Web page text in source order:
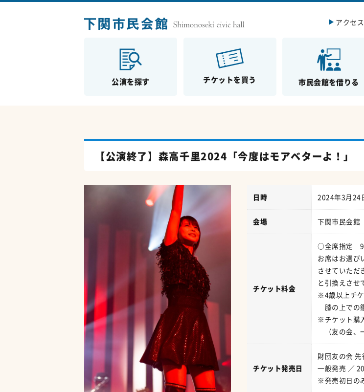
公演を探す チケットを買う 市民会館を借りる
アクセス
【公演終了】森高千里2024「今度はモアベターよ！」
日時 2024年3月24
会場 下関市民会
チケット料金
○全席指定
お席はお選び
させていただ
と引換えさせ
※4歳以上チ
膝の上での
※チケット購
（友の会、
チケット発売日
財団友の会
一般発売 ／
※発売初日の